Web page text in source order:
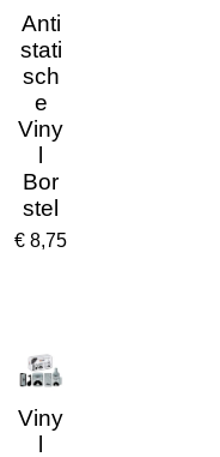
Anti
stati
sch
e
Viny
Bor
stel
€ 8,75
Viny